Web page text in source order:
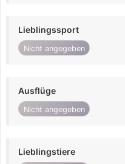
Lieblingssport
Nicht angegeben
Ausflüge
Nicht angegeben
Lieblingstiere